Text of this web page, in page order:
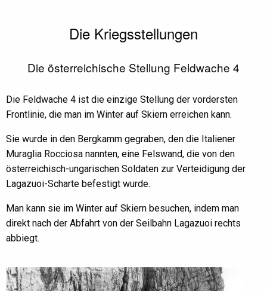
Die Kriegsstellungen
Die österreichische Stellung Feldwache 4
Die Feldwache 4 ist die einzige Stellung der vordersten
Frontlinie, die man im Winter auf Skiern erreichen kann.
Sie wurde in den Bergkamm gegraben, den die Italiener
Muraglia Rocciosa nannten, eine Felswand, die von den
österreichisch-ungarischen Soldaten zur Verteidigung der
Lagazuoi-Scharte befestigt wurde.
Man kann sie im Winter auf Skiern besuchen, indem man
direkt nach der Abfahrt von der Seilbahn Lagazuoi rechts
abbiegt.